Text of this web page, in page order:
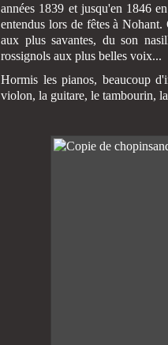
années 1839 et jusqu'en 1846
entendus lors de fêtes à
aux plus savantes, du son
rossignols aux plus belles voix...
Hormis les pianos, beaucoup
violon, la guitare, le tambourin,